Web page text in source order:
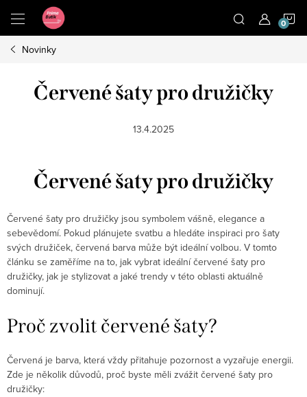
obsah
Novinky
Červené šaty pro družičky
13.4.2025
Červené šaty pro družičky
Červené šaty pro družičky jsou symbolem vášně, elegance a
sebevědomí. Pokud plánujete svatbu a hledáte inspiraci pro šaty
svých družiček, červená barva může být ideální volbou. V tomto
článku se zaměříme na to, jak vybrat ideální červené šaty pro
družičky, jak je stylizovat a jaké trendy v této oblasti aktuálně
dominují.
Proč zvolit červené šaty?
Červená je barva, která vždy přitahuje pozornost a vyzařuje energii.
Zde je několik důvodů, proč byste měli zvážit červené šaty pro
družičky: